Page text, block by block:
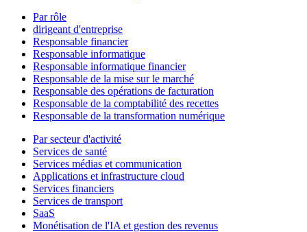
Par rôle
dirigeant d'entreprise
Responsable financier
Responsable informatique
Responsable informatique financier
Responsable de la mise sur le marché
Responsable des opérations de facturation
Responsable de la comptabilité des recettes
Responsable de la transformation numérique
Par secteur d'activité
Services de santé
Services médias et communication
Applications et infrastructure cloud
Services financiers
Services de transport
SaaS
Monétisation de l'IA et gestion des revenus